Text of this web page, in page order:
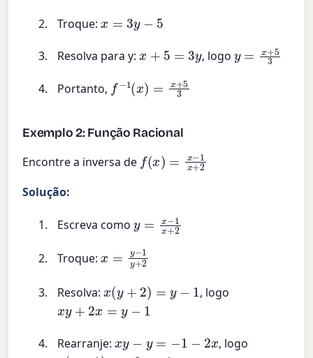
Troque:
Resolva para y:
=
, logo
+53
Portanto,
f− 1(x ) 5 3
Exemplo 2: Função Racional
Encontre a inversa de
f(x = 1x +
Solução:
Escreva como
−1 x+
Troque:
−1y+
Resolva:
(y =
, logo
xy+2x=y−1
Rearranje:
x
, logo
y(x−1)=−2x− 1